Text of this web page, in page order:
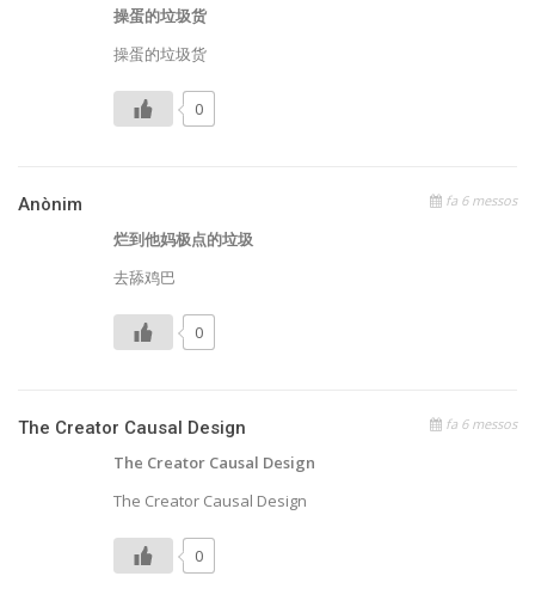
操蛋的垃圾货
操蛋的垃圾货
0
Anònim fa 6 messos
烂到他妈极点的垃圾
去舔鸡巴
0
The Creator Causal Design fa 6 messos
The Creator Causal Design
The Creator Causal Design
0